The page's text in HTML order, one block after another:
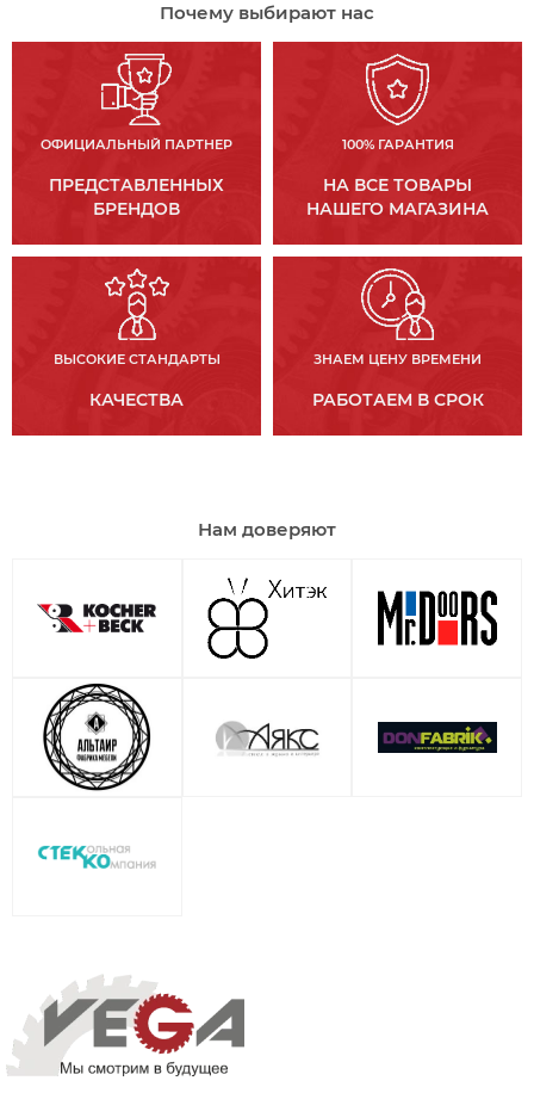
Почему выбирают нас
ОФИЦИАЛЬНЫЙ ПАРТНЕР
ПРЕДСТАВЛЕННЫХ
БРЕНДОВ
100% ГАРАНТИЯ
НА ВСЕ ТОВАРЫ
НАШЕГО МАГАЗИНА
ВЫСОКИЕ СТАНДАРТЫ
КАЧЕСТВА
ЗНАЕМ ЦЕНУ ВРЕМЕНИ
РАБОТАЕМ В СРОК
Нам доверяют